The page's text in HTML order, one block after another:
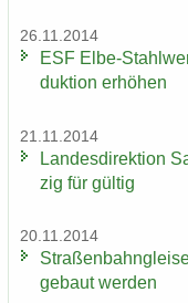
26.11.2014
ESF Elbe-​
duk­ti­on er­hö­hen
21.11.2014
Lan­des­di­rek­ti­on
zig für gül­tig
20.11.2014
ge­baut wer­den